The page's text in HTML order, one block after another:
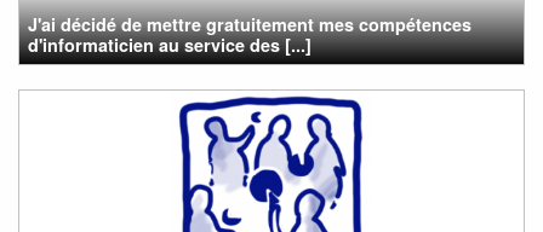
J'ai décidé de mettre gratuitement mes compétences
d'informaticien au service des [...]